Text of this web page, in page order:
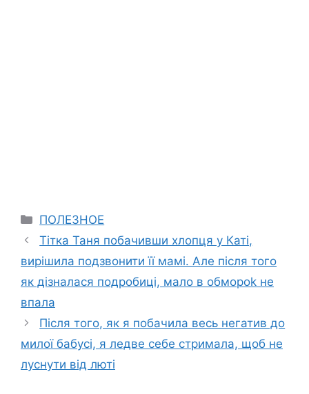
Categories
ПОЛЕЗНОЕ
Тітка Таня побачивши хлопця у Каті,
вирішила подзвонити її мамі. Але після того
як дізналася подробиці, мало в обмороk не
впала
Після того, як я побачила весь негатив до
милої бабусі, я ледве себе стримала, щоб не
луснути від люті